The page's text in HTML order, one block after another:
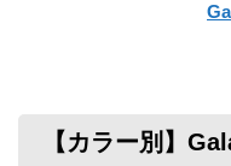
【カラー別】